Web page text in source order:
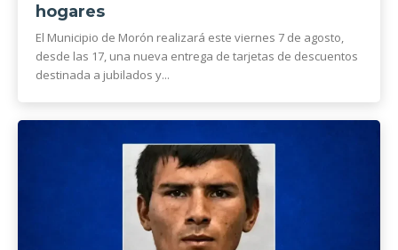
hogares
El Municipio de Morón realizará este viernes 7 de agosto,
desde las 17, una nueva entrega de tarjetas de descuentos
destinada a jubilados y...